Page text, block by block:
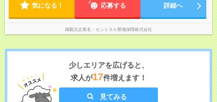
気になる！ 応募する 詳細へ
掲載元企業名 セントラル警備保障株式会社
少しエリアを広げると、
求人が17件増えます！
見てみる